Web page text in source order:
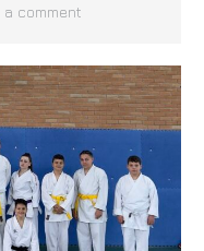
a comment